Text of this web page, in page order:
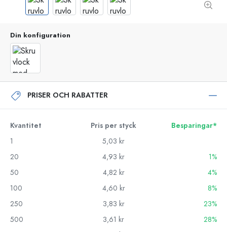
Din konfiguration
PRISER OCH RABATTER
Kvantitet Pris per styck
Besparingar*
1
5,03 kr
20
4,93 kr
1%
50
4,82 kr
4%
100
4,60 kr
8%
250
3,83 kr
23%
500
3,61 kr
28%